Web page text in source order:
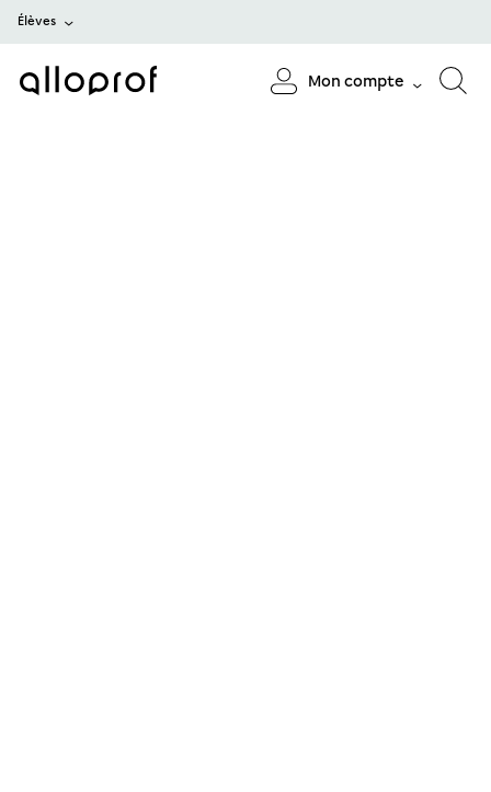
Élèves
Mon compte